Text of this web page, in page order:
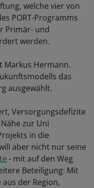
welche vier von
PORT-Programms
Primär- und
werden.
Markus Hermann.
das
ausgewählt.
Versorgungsdefizite
zur Uni
in die
aber nicht nur seine
- mit auf den Weg
Beteiligung: Mit
der Region,